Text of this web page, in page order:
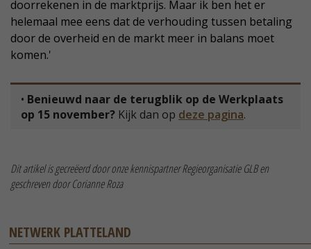
doorrekenen in de marktprijs. Maar ik ben het er
helemaal mee eens dat de verhouding tussen betaling
door de overheid en de markt meer in balans moet
komen.'
• Benieuwd naar de terugblik op de Werkplaats
op 15 november? Kijk dan op deze pagina.
Dit artikel is gecreëerd door onze kennispartner Regieorganisatie GLB en
geschreven door Corianne Roza
NETWERK PLATTELAND